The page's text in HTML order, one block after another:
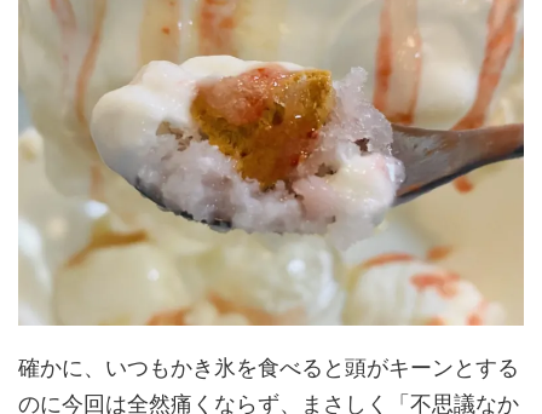
確かに、いつもかき氷を食べると頭がキーンとする
のに今回は全然痛くならず、まさしく「不思議なか